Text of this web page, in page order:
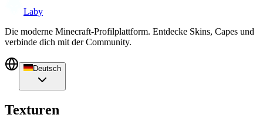
Laby
Die moderne Minecraft-Profilplattform. Entdecke Skins, Capes und
verbinde dich mit der Community.
Deutsch
Texturen